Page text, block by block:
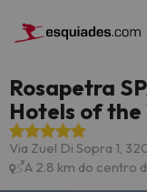
Rosapetra
Hotels of the
Via Zuel Di Sopra 1,
A 2.8 km do centro